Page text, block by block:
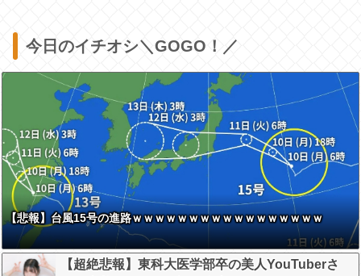
今日のイチオシ＼GOGO！／
【悲報】台風15号の進路ｗｗｗｗｗｗｗｗｗｗｗｗｗｗｗｗｗ
【超絶悲報】東科大医学部卒の美人YouTuberさ